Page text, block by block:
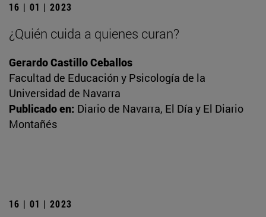
16 | 01 | 2023
¿Quién cuida a quienes curan?
Gerardo Castillo Ceballos
Facultad de Educación y Psicología de la
Universidad de Navarra
Publicado en: Diario de Navarra, El Día y El Diario
Montañés
16 | 01 | 2023